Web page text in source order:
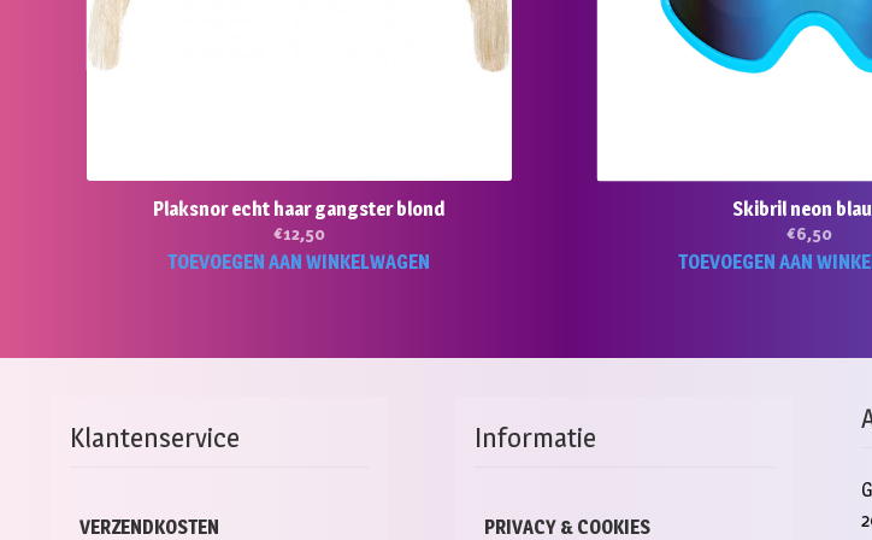
Plaksnor echt haar gangster blond
€12,50
TOEVOEGEN AAN WINKELWAGEN
Skibril neon
€6,50
TOEVOEGEN AAN
Klantenservice
VERZENDKOSTEN
Informatie
PRIVACY & COOKIES